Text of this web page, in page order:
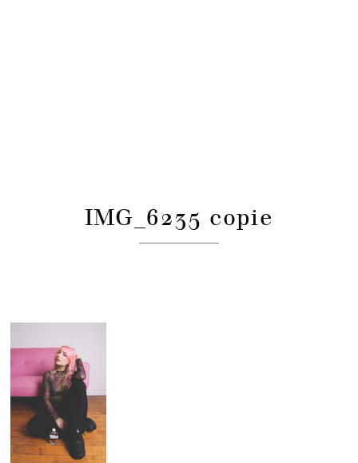
IMG_6235 copie